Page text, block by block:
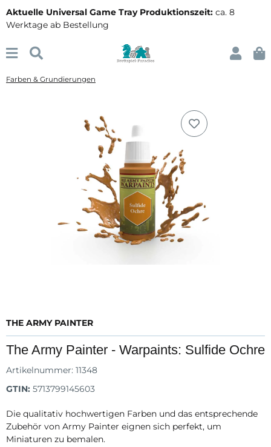
Aktuelle Universal Game Tray Produktionszeit: ca. 8
Werktage ab Bestellung
Farben & Grundierungen
THE ARMY PAINTER
The Army Painter - Warpaints: Sulfide Ochre
Artikelnummer: 11348
GTIN: 5713799145603
Die qualitativ hochwertigen Farben und das entsprechende
Zubehör von Army Painter eignen sich perfekt, um
Miniaturen zu bemalen.